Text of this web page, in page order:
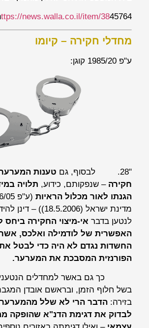
ttps://news.walla.co.il/item/3845764
מחדלי חקירה – קיומו
ע"פ 1985/20 קוגן:
"28. לבסוף, גם טענות
חקירה – שנפקותם, כידוע, תלויה
הגנתו לאור מכלול הראיות (ע"פ 5386/05
מדינת ישראל
(18.5.2006)) –
לנטען בדבר אי-מיצוי החקירה ביחס
האפשרית של לודמילה ואלכס,
החשדות נגדם לא היה כדי לבטל
הפורנזית המסבכת את המערער.
כך גם באשר למחדלים הנטענים
בשל חלוף הזמן, ובראשם אובדן
בזירה: הדבר הרי לא שלל
לבדוק את דגימת הדנ"א שהופקה